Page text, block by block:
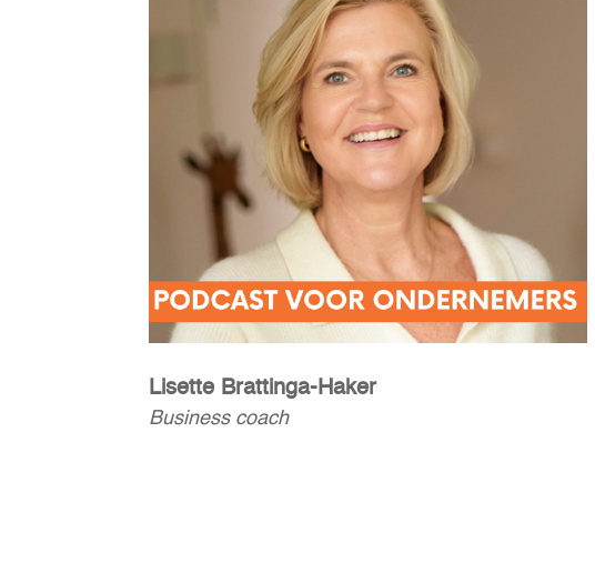
Lisette Brattinga-Haker
Business coach